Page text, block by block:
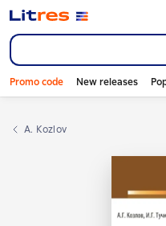
Promo code New releases
A. Kozlov